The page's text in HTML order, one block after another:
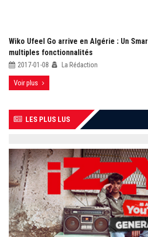
Wiko Ufeel Go arrive en Algérie : Un
multiples fonctionnalités
2017-01-08 La Rédaction
Voir plus
LES PLUS LUS